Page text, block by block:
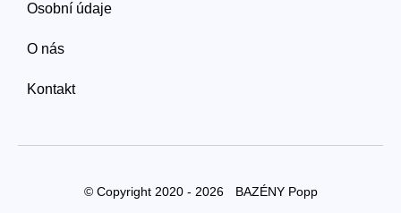
Osobní údaje
O nás
Kontakt
© Copyright 2020 - 2026 BAZÉNY Popp